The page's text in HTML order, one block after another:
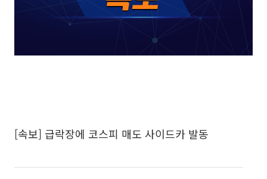
[속보] 급락장에 코스피 매도 사이드카 발동